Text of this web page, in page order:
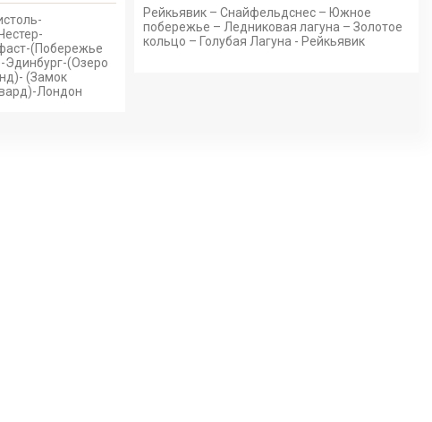
(Побережье
(Озеро
(Замок
Лондон
Рейкьявик – Снайфельдснес – Южное
побережье – Ледниковая лагуна – Золотое
кольцо – Голубая Лагуна - Рейкьявик